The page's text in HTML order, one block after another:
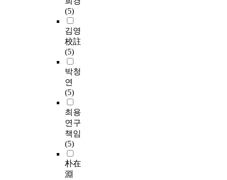
(5)
김영
校註
(5)
박청
연
(5)
최용
연구
책임
(5)
朴在
淵